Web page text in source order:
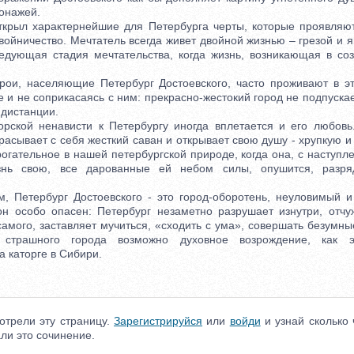
характернейшие для Петербурга черты, которые
Мечтатель всегда живет двойной жизнью – грезой и
стадия мечтательства, когда жизнь, возникающая в
населяющие Петербург Достоевского, часто проживают в
не соприкасаясь с ним: прекрасно-жестокий город не
ненависти к Петербургу иногда вплетается и его
с себя жесткий саван и открывает свою душу - хрупкую и
в нашей петербургской природе, когда она, с
свою, все дарованные ей небом силы, опушится,
Достоевского - это город-оборотень, неуловимый
особо опасен: Петербург незаметно разрушает изнутри,
заставляет мучиться, «сходить с ума», совершать
города возможно духовное возрождение, как
каторге в Сибири.
эту страницу.Зарегистрируйся или войди и узнай сколько
это сочинение.